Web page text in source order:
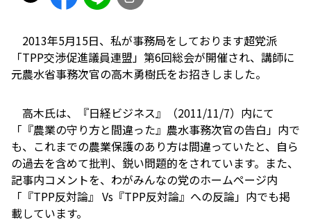
2013年5月15日、私が事務局をしております超党派
「TPP交渉促進議員連盟」第6回総会が開催され、講師に
元農水省事務次官の高木勇樹氏をお招きしました。
高木氏は、『日経ビジネス』（2011/11/7）内にて
「『農業の守り方と間違った』農水事務次官の告白」内で
も、これまでの農業保護のあり方は間違っていたと、自ら
の過去を含めて批判、鋭い問題的をされています。また、
記事内コメントを、わがみんなの党のホームページ内
「『TPP反対論』 Vs『TPP反対論』への反論」内でも掲
載しています。